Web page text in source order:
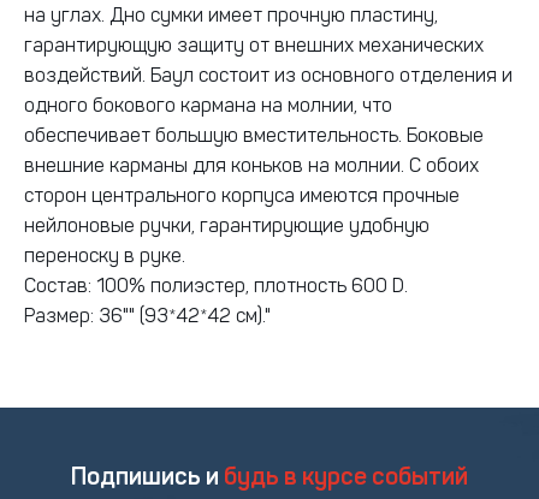
на углах. Дно сумки имеет прочную пластину,
гарантирующую защиту от внешних механических
воздействий. Баул состоит из основного отделения и
одного бокового кармана на молнии, что
обеспечивает большую вместительность. Боковые
внешние карманы для коньков на молнии. С обоих
сторон центрального корпуса имеются прочные
нейлоновые ручки, гарантирующие удобную
переноску в руке.
Состав: 100% полиэстер, плотность 600 D.
Размер: 36"" (93*42*42 см)."
Подпишись и будь в курсе событий